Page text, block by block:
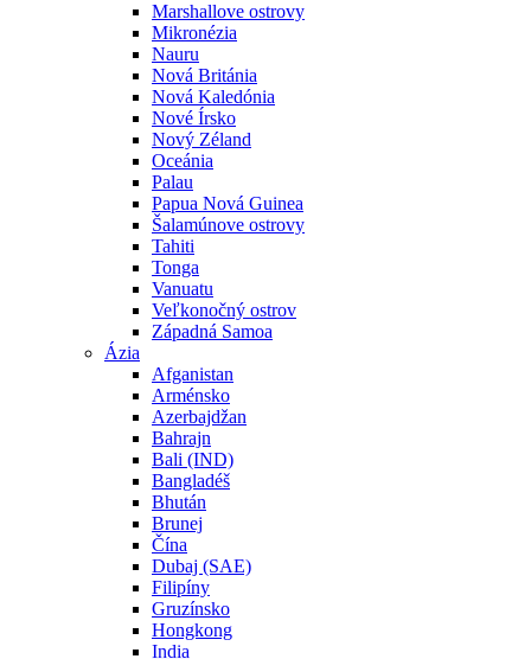
Marshallove ostrovy
Mikronézia
Nauru
Nová Británia
Nová Kaledónia
Nové Írsko
Nový Zéland
Oceánia
Palau
Papua Nová Guinea
Šalamúnove ostrovy
Tahiti
Tonga
Vanuatu
Veľkonočný ostrov
Západná Samoa
Ázia
Afganistan
Arménsko
Azerbajdžan
Bahrajn
Bali (IND)
Bangladéš
Bhután
Brunej
Čína
Dubaj (SAE)
Filipíny
Gruzínsko
Hongkong
India